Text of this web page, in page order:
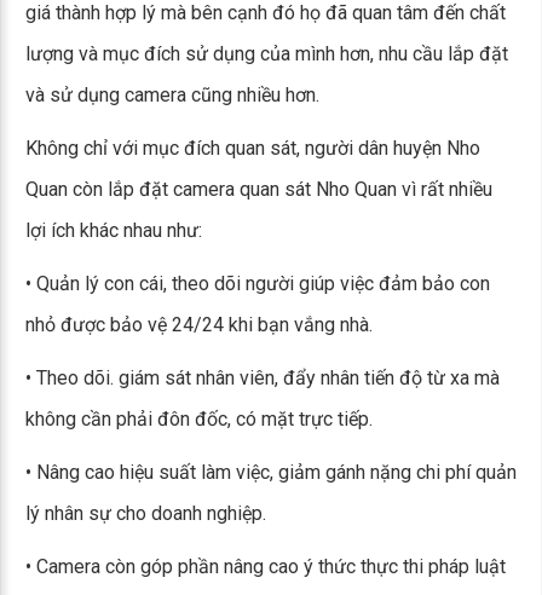
giá thành hợp lý mà bên cạnh đó họ đã quan tâm đến chất
lượng và mục đích sử dụng của mình hơn, nhu cầu lắp đặt
và sử dụng camera cũng nhiều hơn.
Không chỉ với mục đích quan sát, người dân huyện Nho
Quan còn lắp đặt camera quan sát Nho Quan vì rất nhiều
lợi ích khác nhau như:
• Quản lý con cái, theo dõi người giúp việc đảm bảo con
nhỏ được bảo vệ 24/24 khi bạn vắng nhà.
• Theo dõi. giám sát nhân viên, đẩy nhân tiến độ từ xa mà
không cần phải đôn đốc, có mặt trực tiếp.
• Nâng cao hiệu suất làm việc, giảm gánh nặng chi phí quản
lý nhân sự cho doanh nghiệp.
• Camera còn góp phần nâng cao ý thức thực thi pháp luật